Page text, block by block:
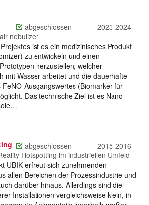
abgeschlossen
2023-2024
nebulizer
ist es ein medizinisches Produkt
zu entwickeln und einen
herzustellen, welcher
mit Wasser arbeitet und die dauerhafte
FeNO-Ausgangswertes (Biomarker für
Das technische Ziel ist es Nano-
abgeschlossen
2015-2016
Hotspotting im industriellen Umfeld
UBIK erfreut sich zunehmenden
allen Bereichen der Prozessindustrie und
darüber hinaus. Allerdings sind die
Installationen vergleichsweise klein, in